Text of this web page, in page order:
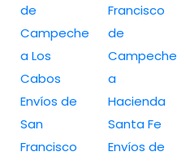
de
Campeche
a Los
Cabos
Envíos de
San
Francisco
Francisco
de
Campeche
a
Hacienda
Santa Fe
Envíos de